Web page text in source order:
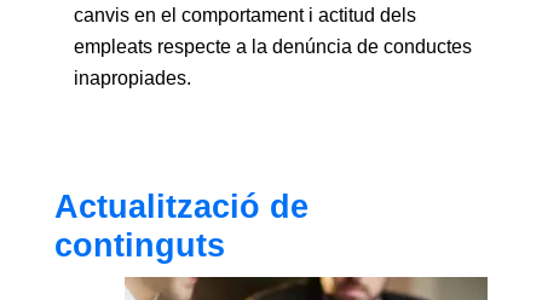
canvis en el comportament i actitud dels
empleats respecte a la denúncia de conductes
inapropiades.
Actualització de
continguts